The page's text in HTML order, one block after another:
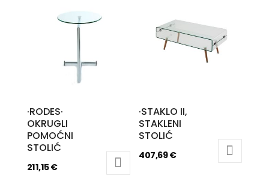
·RODES·
OKRUGLI
POMOĆNI
STOLIĆ
211,15€
·STAKLO II,
STAKLENI
STOLIĆ
407,69€